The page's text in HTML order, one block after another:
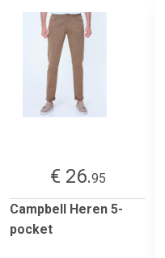
€ 26.95
Campbell Heren 5-
pocket